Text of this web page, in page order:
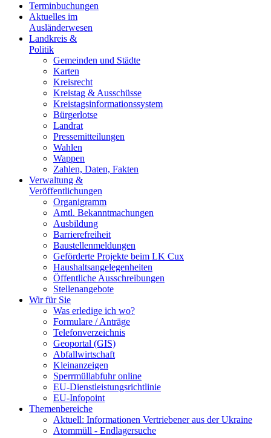
Terminbuchungen
Aktuelles im
Ausländerwesen
Landkreis &
Politik
Gemeinden und Städte
Karten
Kreisrecht
Kreistag & Ausschüsse
Kreistagsinformationssystem
Bürgerlotse
Landrat
Pressemitteilungen
Wahlen
Wappen
Zahlen, Daten, Fakten
Verwaltung &
Veröffentlichungen
Organigramm
Amtl. Bekanntmachungen
Ausbildung
Barrierefreiheit
Baustellenmeldungen
Geförderte Projekte beim LK Cux
Haushaltsangelegenheiten
Öffentliche Ausschreibungen
Stellenangebote
Wir für Sie
Was erledige ich wo?
Formulare / Anträge
Telefonverzeichnis
Geoportal (GIS)
Abfallwirtschaft
Kleinanzeigen
Sperrmüllabfuhr online
EU-Dienstleistungsrichtlinie
EU-Infopoint
Themenbereiche
Aktuell: Informationen Vertriebener aus der Ukraine
Atommüll - Endlagersuche